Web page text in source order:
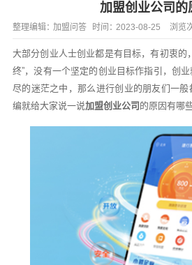
加盟创业公司‍的
整理编辑：加盟问答 时间：2023-08-25 浏览
大部分创业人士创业都是有目标，有初衷的
终”，没有一个坚定的创业目标作指引，创
尽的迷茫之中，那么进行创业的朋友们一
编就给大家说一说加盟创业公司‍ 的原因有哪些